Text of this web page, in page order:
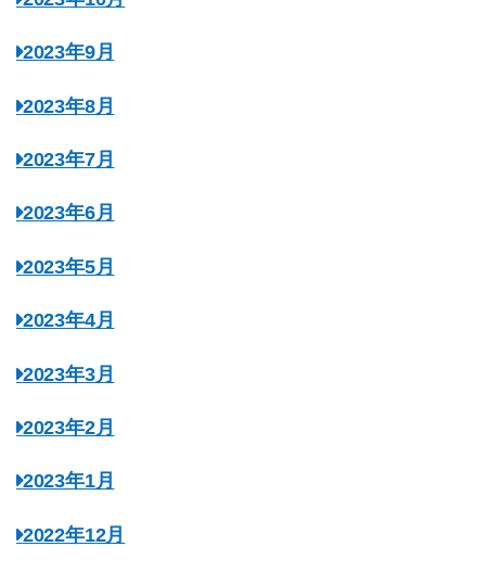
2023年9月
2023年8月
2023年7月
2023年6月
2023年5月
2023年4月
2023年3月
2023年2月
2023年1月
2022年12月